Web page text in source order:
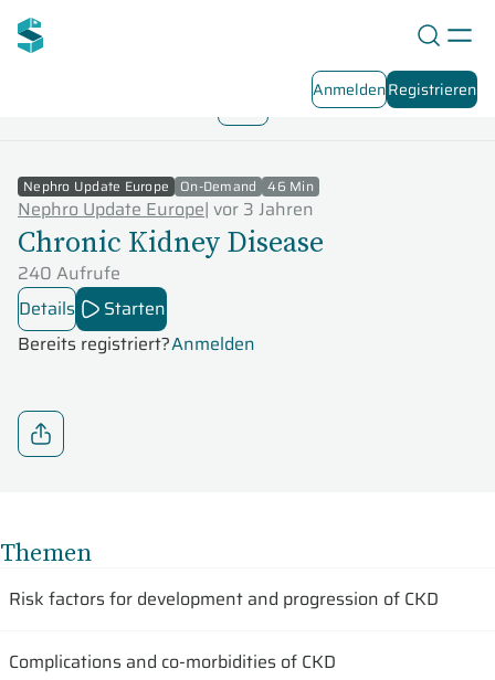
AnmeldenRegistrieren
Nephro Update Europe On-Demand 46 Min
Nephro Update Europe| vor 3 Jahren
Chronic Kidney Disease
240 Aufrufe
Details
Starten
Bereits registriert?Anmelden
Themen
Risk factors for development and progression of CKD
Complications and co-morbidities of CKD